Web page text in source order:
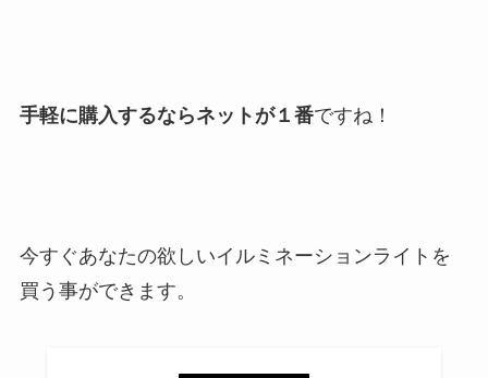
手軽に購入するならネットが１番ですね！
今すぐあなたの欲しいイルミネーションライトを
買う事ができます。